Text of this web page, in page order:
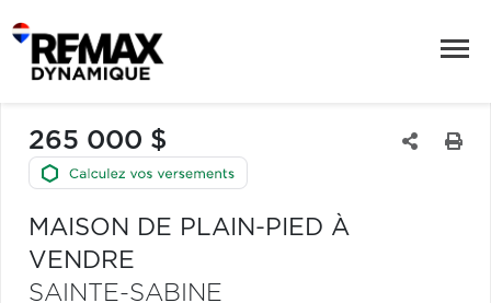
265 000 $
MAISON DE PLAIN-PIED À
VENDRE
SAINTE-SABINE